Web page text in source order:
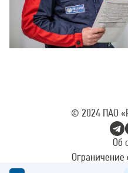
© 2024 ПАО
Об
Ограничение